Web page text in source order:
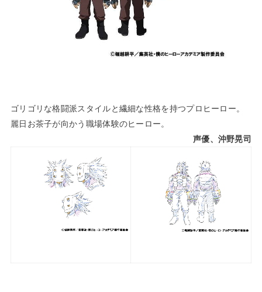
ゴリゴリな格闘派スタイルと繊細な性格を持つプロヒーロー。
麗日お茶子が向かう職場体験のヒーロー。
声優、沖野晃司